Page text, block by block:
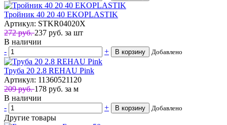
Тройник 40 20 40 EKOPLASTIK
Артикул: STKR04020X
272 руб.237 руб. за шт
В наличии
-
+ В корзину Добавлено
Труба 20 2.8 REHAU Pink
Артикул: 11360521120
209 руб.178 руб. за м
В наличии
-
+ В корзину Добавлено
Другие товары